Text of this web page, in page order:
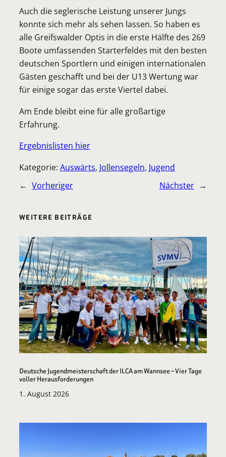
Auch die seglerische Leistung unserer Jungs
konnte sich mehr als sehen lassen. So haben es
alle Greifswalder Optis in die erste Hälfte des 269
Boote umfassenden Starterfeldes mit den besten
deutschen Sportlern und einigen internationalen
Gästen geschafft und bei der U13 Wertung war
für einige sogar das erste Viertel dabei.
Am Ende bleibt eine für alle großartige
Erfahrung.
Ergebnislisten hier
Kategorie: Auswärts, Jollensegeln, Jugend
← Vorheriger Nächster →
WEITERE BEITRÄGE
Deutsche Jugendmeisterschaft der ILCA am Wannsee – Vier Tage
voller Herausforderungen
1. August 2026